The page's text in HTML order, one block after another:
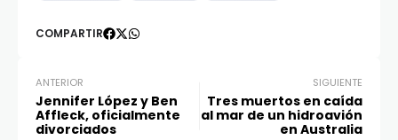
COMPARTIR
ANTERIOR
Jennifer López y Ben
Affleck, oficialmente
divorciados
SIGUIENTE
Tres muertos en caída
al mar de un hidroavión
en Australia